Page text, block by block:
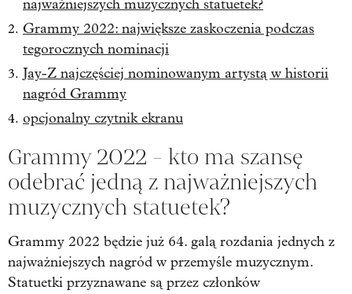
najważniejszych muzycznych statuetek?
Grammy 2022: największe zaskoczenia podczas
tegorocznych nominacji
Jay-Z najczęściej nominowanym artystą w historii
nagród Grammy
opcjonalny czytnik ekranu
Grammy 2022 - kto ma szansę
odebrać jedną z najważniejszych
muzycznych statuetek?
Grammy 2022 będzie już 64. galą rozdania jednych z
najważniejszych nagród w przemyśle muzycznym.
Statuetki przyznawane są przez członków